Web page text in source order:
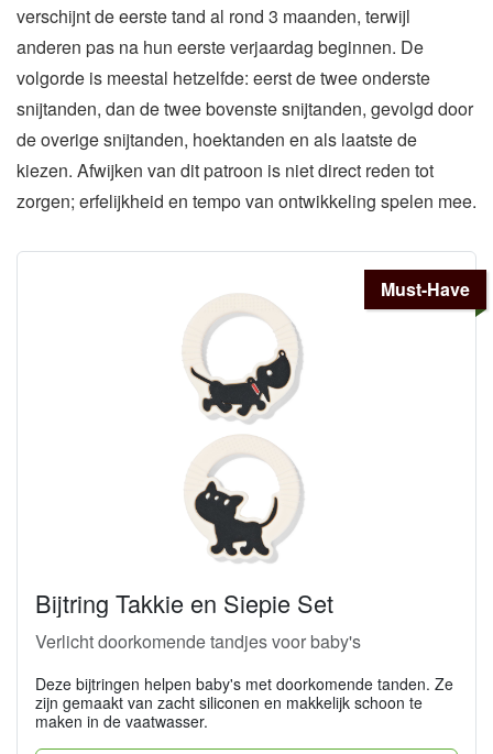
verschijnt de eerste tand al rond 3 maanden, terwijl
anderen pas na hun eerste verjaardag beginnen. De
volgorde is meestal hetzelfde: eerst de twee onderste
snijtanden, dan de twee bovenste snijtanden, gevolgd door
de overige snijtanden, hoektanden en als laatste de
kiezen. Afwijken van dit patroon is niet direct reden tot
zorgen; erfelijkheid en tempo van ontwikkeling spelen mee.
Must-Have
Bijtring Takkie en Siepie Set
Verlicht doorkomende tandjes voor baby's
Deze bijtringen helpen baby's met doorkomende tanden. Ze
zijn gemaakt van zacht siliconen en makkelijk schoon te
maken in de vaatwasser.